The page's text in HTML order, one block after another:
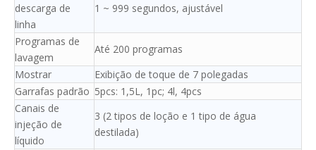
descarga de
linha
1 ~ 999 segundos, ajustável
Programas de
lavagem
Até 200 programas
Mostrar
Exibição de toque de 7 polegadas
Garrafas padrão 5pcs: 1,5L, 1pc; 4l, 4pcs
Canais de
injeção de
líquido
3 (2 tipos de loção e 1 tipo de água
destilada)